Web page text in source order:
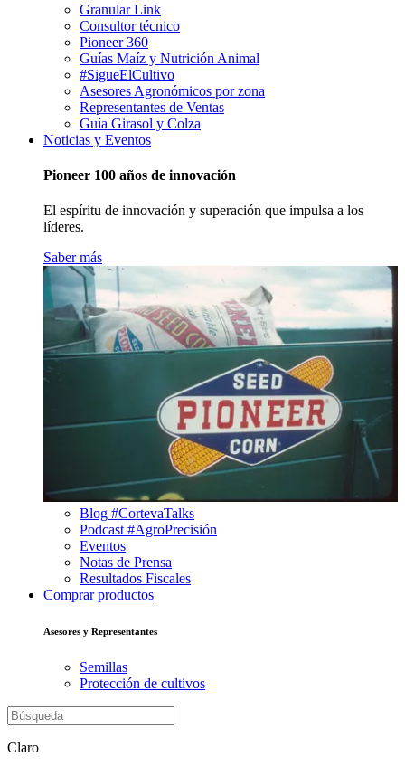
Granular Link
Consultor técnico
Pioneer 360
Guías Maíz y Nutrición Animal
#SigueElCultivo
Asesores Agronómicos por zona
Representantes de Ventas
Guía Girasol y Colza
Noticias y Eventos
Pioneer 100 años de innovación
El espíritu de innovación y superación que impulsa a los
líderes.
Saber más
Blog #CortevaTalks
Podcast #AgroPrecisión
Eventos
Notas de Prensa
Resultados Fiscales
Comprar productos
Asesores y Representantes
Semillas
Protección de cultivos
Claro